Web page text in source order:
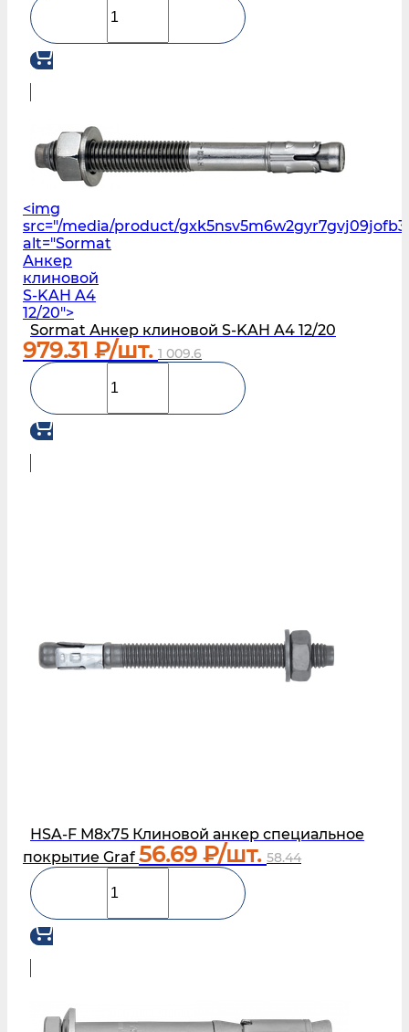
<img
src="/media/product/
alt="Sormat
Анкер
клиновой
S‑KAH A4
12/20">
Sormat Анкер клиновой S‑KAH A4 12/20
979.31 ₽/шт. 1 009.6
HSA-F М8х75 Клиновой анкер специальное
покрытие Graf 56.69 ₽/шт. 58.44